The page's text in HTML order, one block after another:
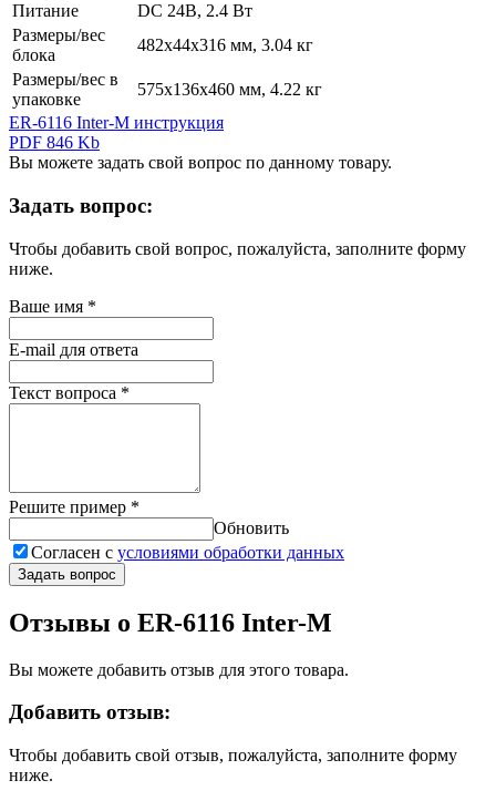
Питание
DC 24В, 2.4 Вт
Размеры/вес
блока
482х44х316 мм, 3.04 кг
Размеры/вес в
упаковке
575х136х460 мм, 4.22 кг
ER-6116 Inter-M инструкция
PDF 846 Kb
Вы можете задать свой вопрос по данному товару.
Задать вопрос:
Чтобы добавить свой вопрос, пожалуйста, заполните форму
ниже.
Ваше имя *
E-mail для ответа
Текст вопроса *
Решите пример *
Обновить
Согласен с условиями обработки данных
Задать вопрос
Отзывы о ER-6116 Inter-M
Вы можете добавить отзыв для этого товара.
Добавить отзыв:
Чтобы добавить свой отзыв, пожалуйста, заполните форму
ниже.